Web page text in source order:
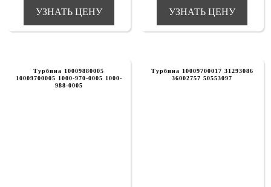
УЗНАТЬ ЦЕНУ УЗНАТЬ ЦЕНУ
Турбина 10009880005
10009700005 1000-970-0005 1000-
988-0005
Турбина 10009700017 31293086
36002757 50553097